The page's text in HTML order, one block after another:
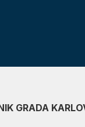
GRADA